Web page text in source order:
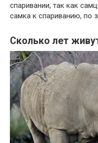
спаривании, так как
самка к спариванию, по
Сколько лет